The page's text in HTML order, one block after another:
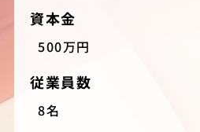
資本金
500万円
従業員数
8名